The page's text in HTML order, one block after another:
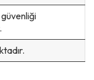
güvenliği